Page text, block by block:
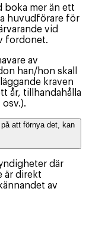
boka mer än ett
huvudförare för
vid
fordonet.
av
han/hon skall
kraven
år, tillhandahålla
att förnya det, kan
där
är direkt
av